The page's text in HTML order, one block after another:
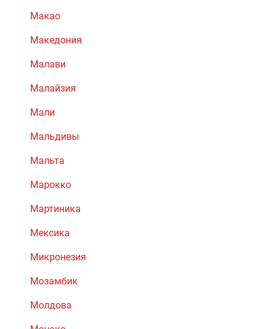
Макао
Македония
Малави
Малайзия
Мали
Мальдивы
Мальта
Марокко
Мартиника
Мексика
Микронезия
Мозамбик
Молдова